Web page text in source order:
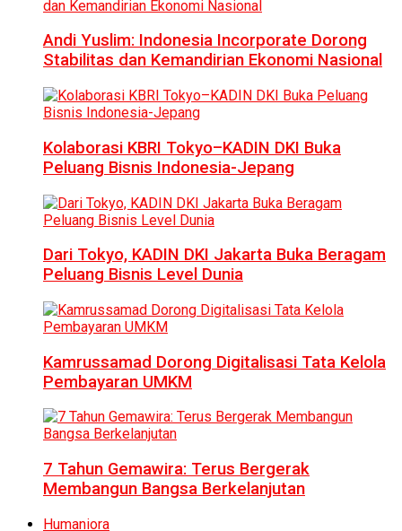
Andi Yuslim: Indonesia Incorporate Dorong
Stabilitas dan Kemandirian Ekonomi Nasional
Kolaborasi KBRI Tokyo–KADIN DKI Buka
Peluang Bisnis Indonesia-Jepang
Dari Tokyo, KADIN DKI Jakarta Buka Beragam
Peluang Bisnis Level Dunia
Kamrussamad Dorong Digitalisasi Tata Kelola
Pembayaran UMKM
7 Tahun Gemawira: Terus Bergerak
Membangun Bangsa Berkelanjutan
Humaniora